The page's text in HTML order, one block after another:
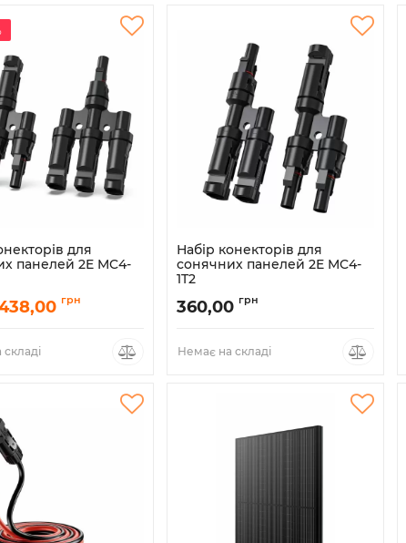
для
панелей 2E MC4-
2E-ASP-MC4-1T3
грн
Набір конекторів для
сонячних панелей 2E MC4-
1T2
2E-ASP-MC4-1T2
360,00 грн
Немає на складі